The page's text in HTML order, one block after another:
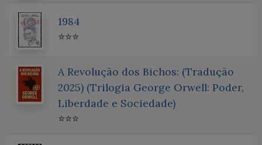
1984
⭐⭐⭐
A Revolução dos Bichos: (Tradução
2025) (Trilogia George Orwell: Poder,
Liberdade e Sociedade)
⭐⭐⭐